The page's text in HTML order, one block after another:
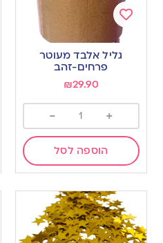
Add
wishlist
גליל אלבד מעוטר
פרחים-זהב
₪29.90
+
-
הוספה לסל